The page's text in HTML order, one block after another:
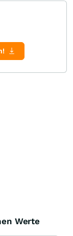
Suche
Werte